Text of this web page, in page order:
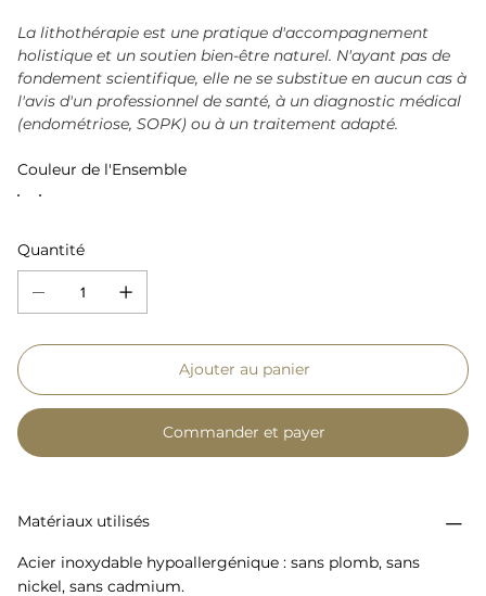
La lithothérapie est une pratique d'accompagnement
holistique et un soutien bien-être naturel. N'ayant pas de
fondement scientifique, elle ne se substitue en aucun cas à
l'avis d'un professionnel de santé, à un diagnostic médical
(endométriose, SOPK) ou à un traitement adapté.
Couleur de l'Ensemble
Quantité
Ajouter au panier
Commander et payer
Matériaux utilisés
Acier inoxydable hypoallergénique : sans plomb, sans
nickel, sans cadmium.